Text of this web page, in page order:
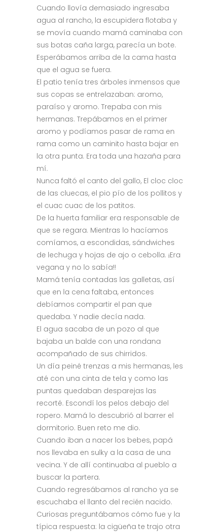
Cuando llovía demasiado ingresaba
agua al rancho, la escupidera flotaba y
se movía cuando mamá caminaba con
sus botas caña larga, parecía un bote.
Esperábamos arriba de la cama hasta
que el agua se fuera.
El patio tenía tres árboles inmensos que
sus copas se entrelazaban: aromo,
paraíso y aromo. Trepaba con mis
hermanas. Trepábamos en el primer
aromo y podíamos pasar de rama en
rama como un caminito hasta bajar en
la otra punta. Era toda una hazaña para
mí.
Nunca faltó el canto del gallo, El cloc cloc
de las cluecas, el pio pío de los pollitos y
el cuac cuac de los patitos.
De la huerta familiar era responsable de
que se regara. Mientras lo hacíamos
comíamos, a escondidas, sándwiches
de lechuga y hojas de ajo o cebolla. ¡Era
vegana y no lo sabía!!
Mamá tenía contadas las galletas, así
que en la cena faltaba, entonces
debíamos compartir el pan que
quedaba. Y nadie decía nada.
El agua sacaba de un pozo al que
bajaba un balde con una rondana
acompañado de sus chirridos.
Un día peiné trenzas a mis hermanas, les
até con una cinta de tela y como las
puntas quedaban desparejas las
recorté. Escondí los pelos debajo del
ropero. Mamá lo descubrió al barrer el
dormitorio. Buen reto me dio.
Cuando iban a nacer los bebes, papá
nos llevaba en sulky a la casa de una
vecina. Y de allí continuaba al pueblo a
buscar la partera.
Cuando regresábamos al rancho ya se
escuchaba el llanto del recién nacido.
Curiosas preguntábamos cómo fue y la
típica respuesta: la cigüeña te trajo otra